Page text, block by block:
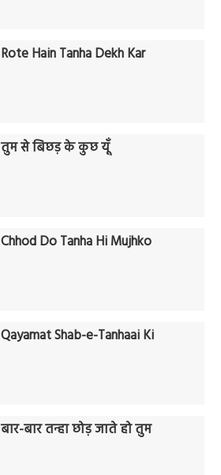
Rote Hain Tanha Dekh Kar
तुम से बिछड़ के कुछ यूँ
Chhod Do Tanha Hi Mujhko
Qayamat Shab-e-Tanhaai Ki
बार-बार तन्हा छोड़ जाते हो तुम